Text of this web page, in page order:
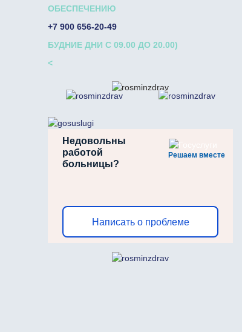
ОБЕСПЕЧЕНИЮ
+7 900 656-20-49
БУДНИЕ ДНИ С 09.00 ДО 20.00)
<
Решаем вместе
Недовольны
работой
больницы?
Написать о проблеме